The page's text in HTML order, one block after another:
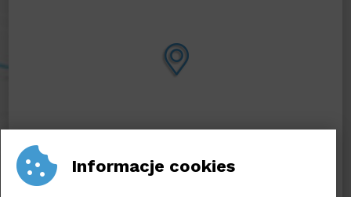
Informacje cookies